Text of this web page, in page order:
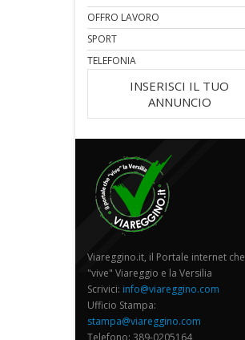
OFFRO LAVORO
SPORT
TELEFONIA
INSERISCI IL TUO
ANNUNCIO
Viareggino.it, il Portale internet che
"vive" Viareggio e la Versilia
Scrivici: info@viareggino.com
Ufficio Stampa:
stampa@viareggino.com
Telefono: 389-0205164